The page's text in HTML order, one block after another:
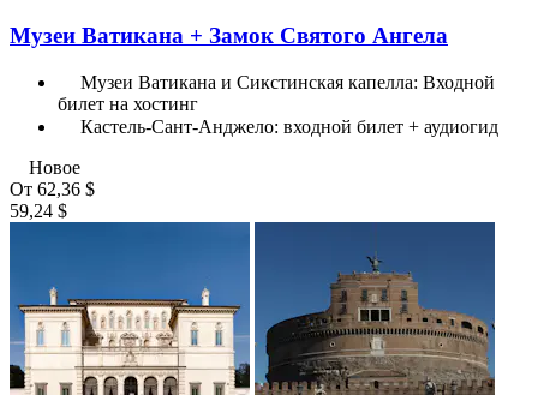
Музеи Ватикана + Замок Святого Ангела
Музеи Ватикана и Сикстинская капелла: Входной
билет на хостинг
Кастель-Сант-Анджело: входной билет + аудиогид
Новое
От 62,36 $
59,24 $